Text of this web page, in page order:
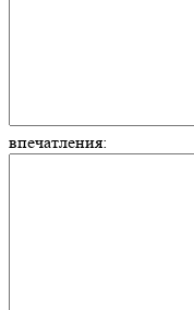
впечатления: